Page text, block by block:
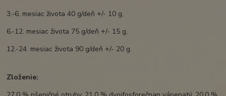
3.-6. mesiac života 40 g/deň +/- 10 g,
6.-12. mesiac života 75 g/deň +/- 15 g,
12.-24. mesiac života 90 g/deň +/- 20 g.
Zloženie: